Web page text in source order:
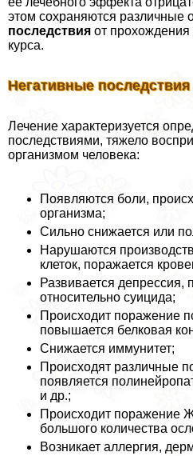
этом сохраняются различные
последствия от прохождения
курса.
Негативные
Лечение хаpaктеризуется
последствиями, тяжело
организмом человека:
Появляются боли,
организма;
Сильно снижается или
Нарушаются
клеток, поражается
Развивается
относительно суицида;
Происходит поражение
повышается белковая
Снижается иммунитет;
Происходят различные
появляется
и др.;
Происходит поражение
большого количества
Возникает аллергия,